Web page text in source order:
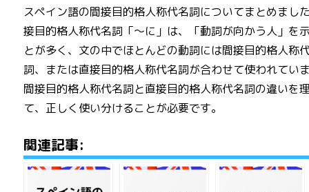
スペイン語の間接目的格人称代名詞についてまとめまし
接目的格人称代名詞「～に」は、「動詞が向かう人」を
とが多く、文の中でほとんどの動詞には間接目的格人称
詞、または直接目的格人称代名詞が合わせて使われてい
間接目的格人称代名詞と直接目的格人称代名詞の違いを
て、正しく使い分けることが必要です。
関連記事: